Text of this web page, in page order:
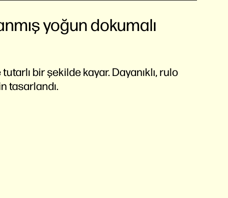
yoğun dokumalı
bir şekilde kayar. Dayanıklı, rulo
tasarlandı.